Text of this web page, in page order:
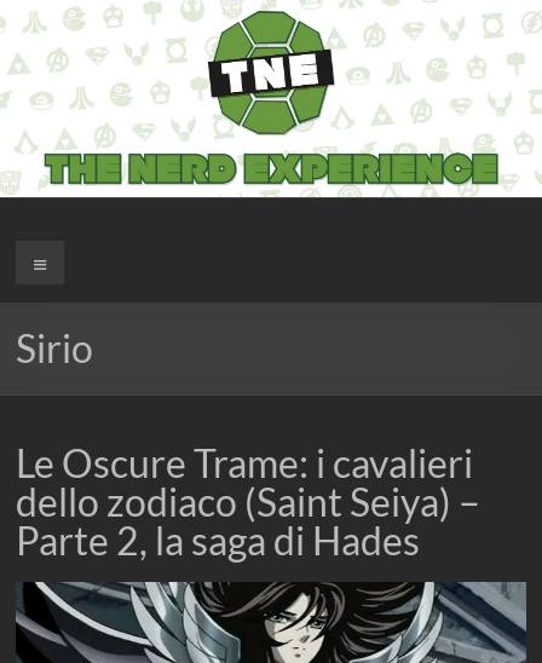
Salta
al
contenuto
The Nerd Experience
Menu
Sirio
Le Oscure Trame: i cavalieri
dello zodiaco (Saint Seiya) –
Parte 2, la saga di Hades